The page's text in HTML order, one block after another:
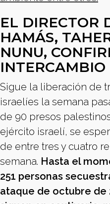
EL DIRECTOR
HAMÁS,
NUNU,
INTERCAMBIO
Sigue la liberación de
israelíes la semana
de 90 presos
ejército israelí, se
de entre tres y cuatro
semana. Hasta el
251 personas
ataque de octubre de